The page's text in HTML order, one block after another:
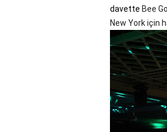
davette Bee
New York için